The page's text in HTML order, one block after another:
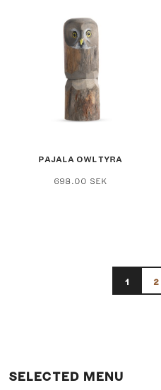
PAJALA OWL TYRA
698.00 SEK
1 2
SELECTED MENU